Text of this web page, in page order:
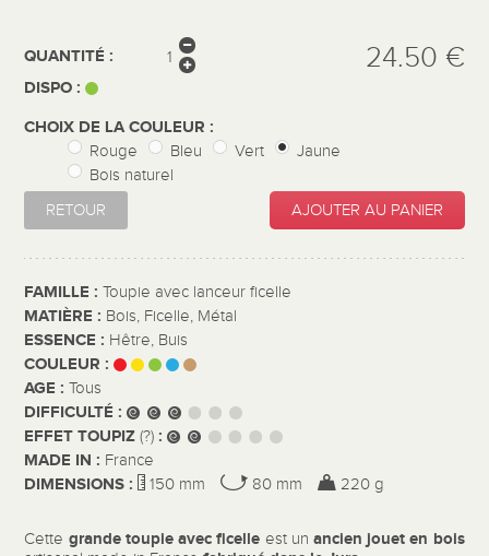
QUANTITÉ :
DISPO :
24.50 €
CHOIX DE LA COULEUR :
Rouge Bleu Vert
Jaune
Bois naturel
RETOUR
AJOUTER AU PANIER
FAMILLE :Toupie avec lanceur ficelle
MATIÈRE : Bois, Ficelle, Métal
ESSENCE : Hêtre, Buis
COULEUR :
AGE :Tous
DIFFICULTÉ :
EFFET TOUPIZ(?) :
MADE IN : France
DIMENSIONS : 150 mm 80 mm 220 g
Cette grande toupie avec ficelle est un ancien jouet en bois